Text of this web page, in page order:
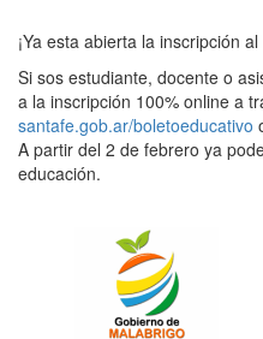
¡Ya esta abierta la inscripción
Si sos estudiante, docente o
a la inscripción 100% online a
santafe.gob.ar/boletoeducativo
A partir del 2 de febrero ya
educación.